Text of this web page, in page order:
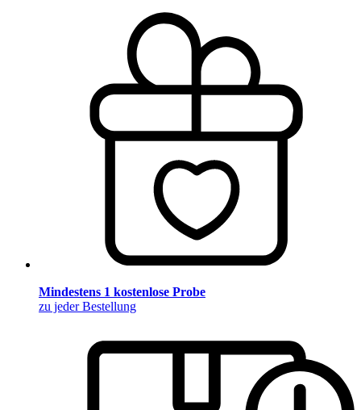
Mindestens 1 kostenlose Probe
zu jeder Bestellung